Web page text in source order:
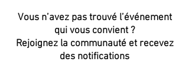
Vous n’avez pas trouvé l’événement
qui vous convient ?
Rejoignez la communauté et recevez
des notifications